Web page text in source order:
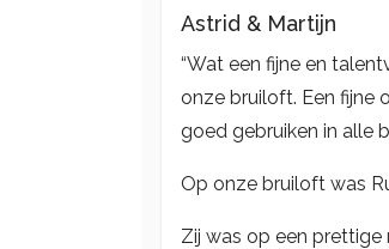
Astrid & Martijn
“Wat een fijne en
onze bruiloft. Een fijne
goed gebruiken in alle
Op onze bruiloft was
Zij was op een